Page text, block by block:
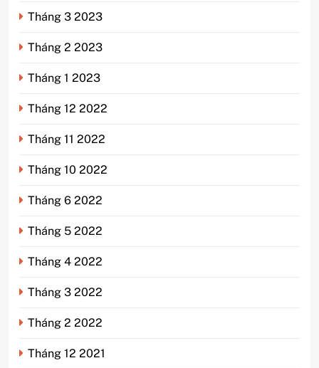
Tháng 3 2023
Tháng 2 2023
Tháng 1 2023
Tháng 12 2022
Tháng 11 2022
Tháng 10 2022
Tháng 6 2022
Tháng 5 2022
Tháng 4 2022
Tháng 3 2022
Tháng 2 2022
Tháng 12 2021